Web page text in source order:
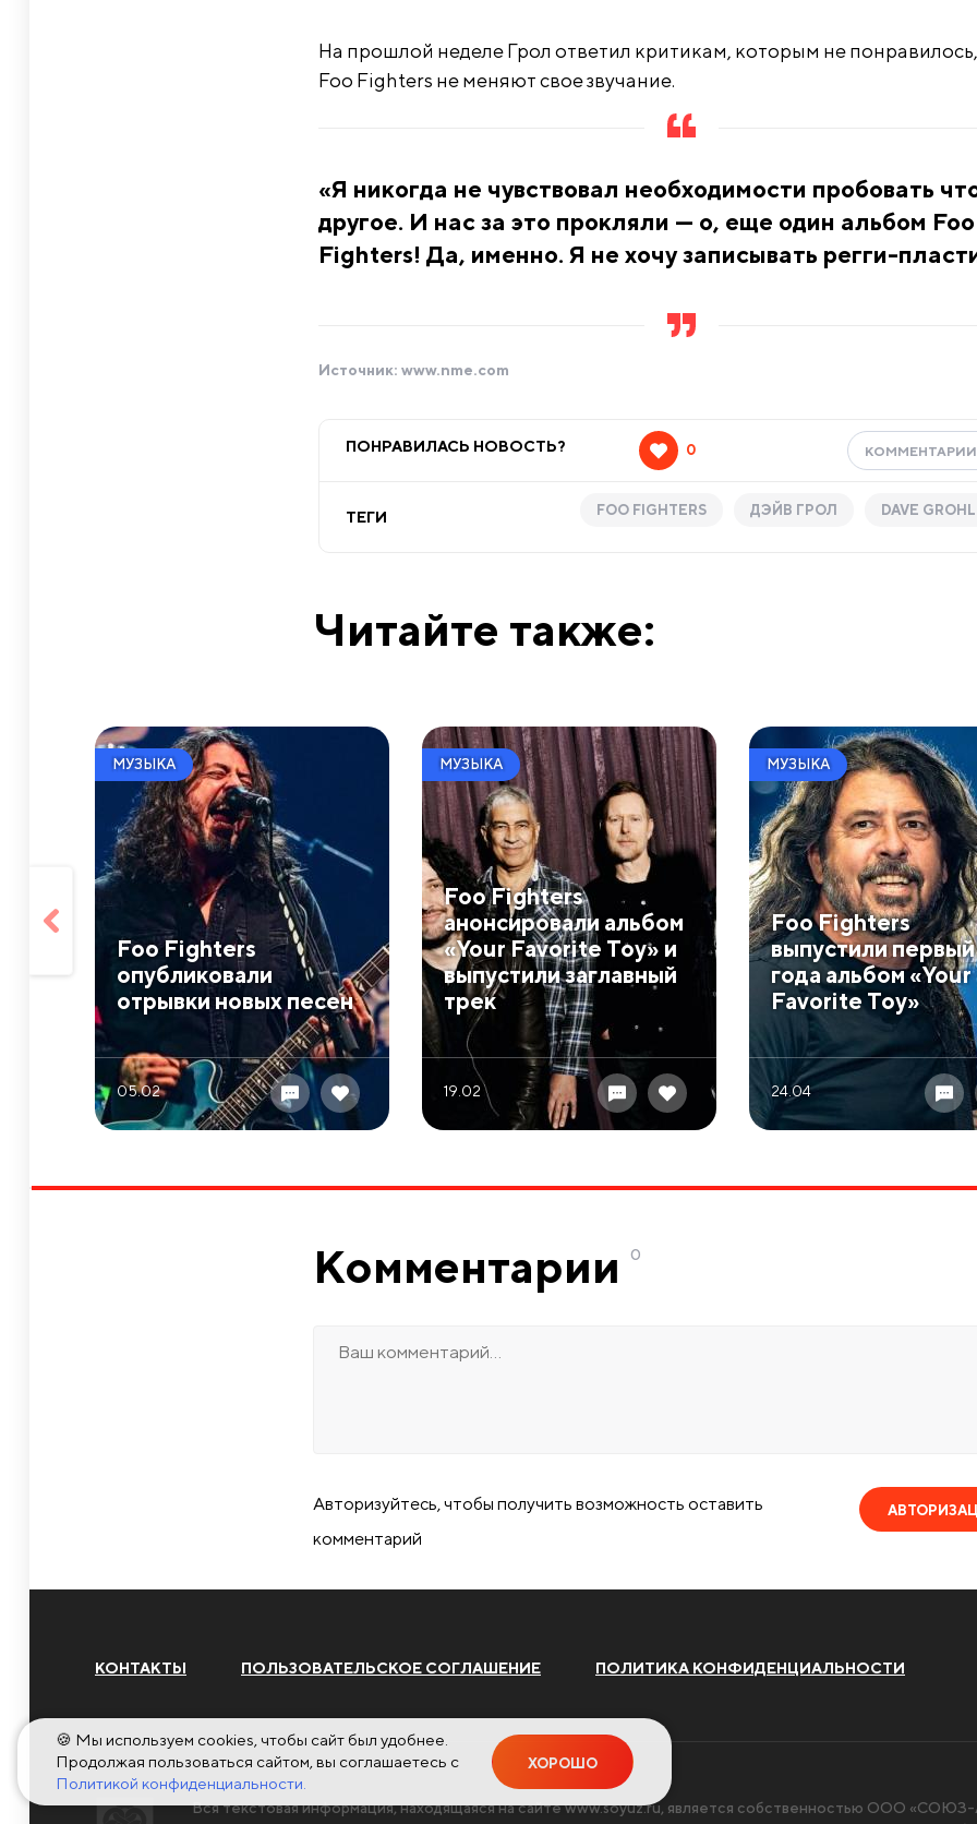
На прошлой неделе Грол ответил критикам, которым не
Foo Fighters не меняют свое звучание.
«Я никогда не чувствовал необходимости пробовать
другое. И нас за это прокляли — о, еще один альбом Foo
Fighters! Да, именно. Я не хочу записывать регги-
Источник: www.nme.com
ПОНРАВИЛАСЬ НОВОСТЬ? 0 КОММЕНТАРИИ
ТЕГИ FOO FIGHTERS ДЭЙВ ГРОЛ DAVE GROHL
Читайте также:
МУЗЫКА
Foo Fighters
опубликовали
отрывки новых песен
05.02
МУЗЫКА
Foo Fighters
анонсировали альбом
«Your Favorite Toy» и
выпустили заглавный
трек
19.02
МУЗЫКА
Foo Fighters
выпустили первый
года альбом «Your
Favorite Toy»
24.04
Комментарии 0
Авторизуйтесь, чтобы получить возможность оставить
комментарий
КОНТАКТЫ ПОЛЬЗОВАТЕЛЬСКОЕ СОГЛАШЕНИЕ ПОЛИТИКА КОНФИДЕНЦИАЛЬНОСТИ
Вся текстовая информация, находящаяся на сайтеwww.soyuz.ru, является собственностью ООО «СОЮЗ-
🍪 Мы используем cookies, чтобы сайт был удобнее.
Продолжая пользоваться сайтом, вы соглашаетесь с
Политикой конфиденциальности.
ХОРОШО